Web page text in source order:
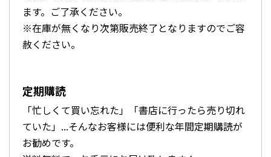
ます。ご了承ください。
※在庫が無くなり次第販売終了となりますのでご容
赦ください。
定期購読
「忙しくて買い忘れた」「書店に行ったら売り切れ
ていた」...そんなお客様には便利な年間定期購読が
お勧めです。